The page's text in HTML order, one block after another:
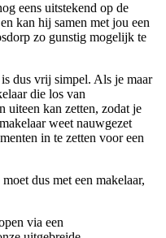
eens uitstekend op de
kan hij samen met jou een
zo gunstig mogelijk te
dus vrij simpel. Als je maar
die los van
uiteen kan zetten, zodat je
weet nauwgezet
in te zetten voor een
dus met een makelaar,
via een